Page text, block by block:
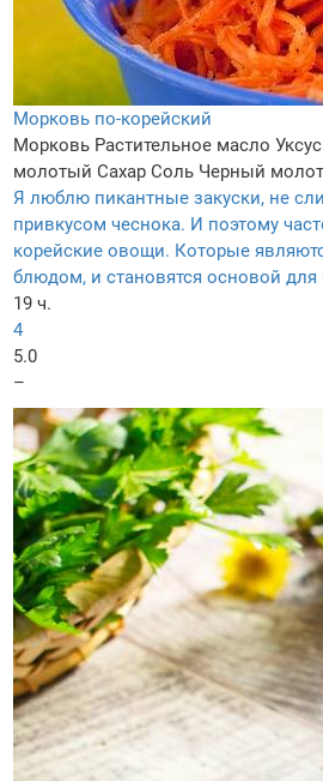
Морковь по-корейский
Морковь Растительное масло
молотый Сахар Соль Черный
Я люблю пикантные закуски, не
привкусом чеснока. И поэтому
корейские овощи. Которые
блюдом, и становятся основой
19 ч.
4
5.0
–